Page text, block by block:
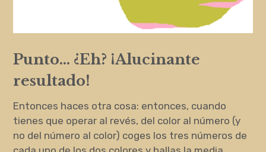
Punto… ¿Eh? ¡Alucinante
resultado!
Entonces haces otra cosa: entonces, cuando
tienes que operar al revés, del color al número (y
no del número al color) coges los tres números de